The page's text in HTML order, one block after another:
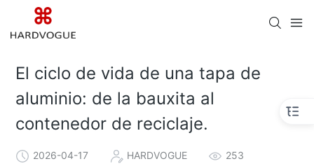
El ciclo de vida de una tapa de
aluminio: de la bauxita al
contenedor de reciclaje.
2026-04-17 HARDVOGUE 253